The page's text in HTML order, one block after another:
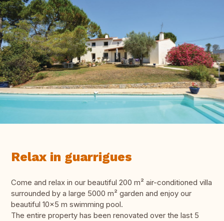
Relax in guarrigues
Come and relax in our beautiful 200 m² air-conditioned villa
surrounded by a large 5000 m² garden and enjoy our
beautiful 10x5 m swimming pool.
The entire property has been renovated over the last 5